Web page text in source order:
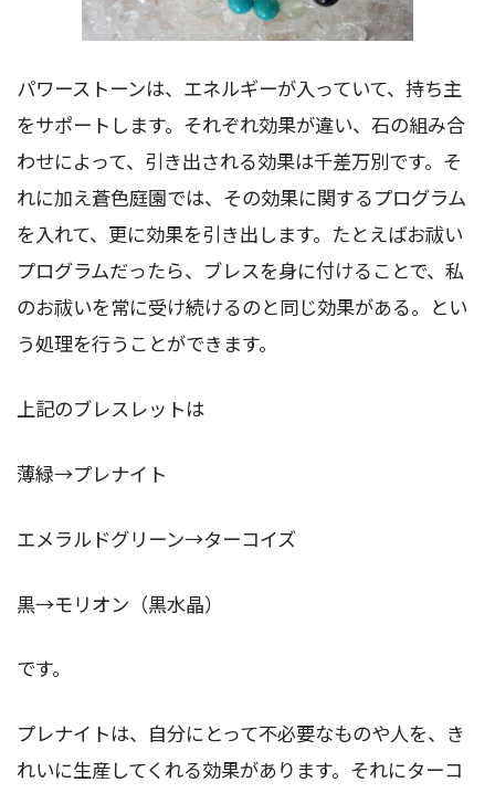
パワーストーンは、エネルギーが入っていて、持ち主
をサポートします。それぞれ効果が違い、石の組み合
わせによって、引き出される効果は千差万別です。そ
れに加え蒼色庭園では、その効果に関するプログラム
を入れて、更に効果を引き出します。たとえばお祓い
プログラムだったら、ブレスを身に付けることで、私
のお祓いを常に受け続けるのと同じ効果がある。とい
う処理を行うことができます。
上記のブレスレットは
薄緑→プレナイト
エメラルドグリーン→ターコイズ
黒→モリオン（黒水晶）
です。
プレナイトは、自分にとって不必要なものや人を、き
れいに生産してくれる効果があります。それにターコ